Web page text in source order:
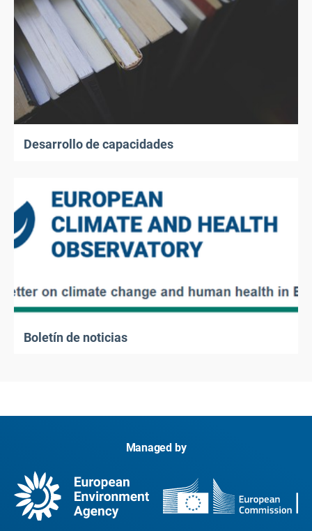
Desarrollo de capacidades
Boletín de noticias
Managed by